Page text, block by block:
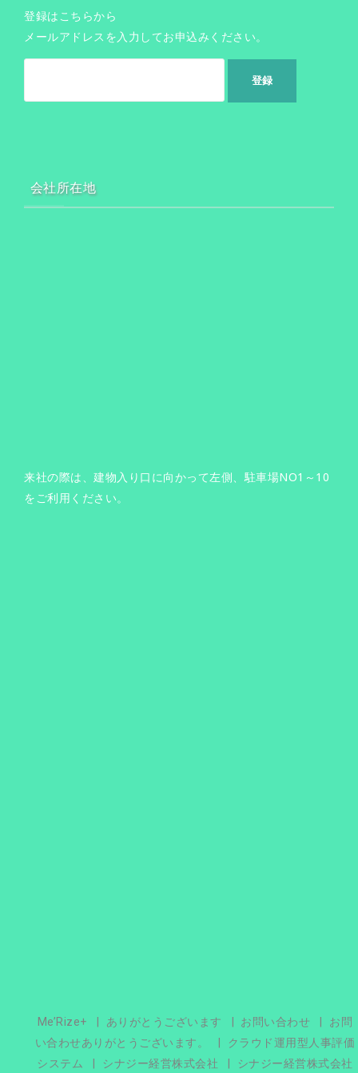
登録はこちらから
メールアドレスを入力してお申込みください。
会社所在地
来社の際は、建物入り口に向かって左側、駐車場NO1～10
をご利用ください。
Me’Rize+ ありがとうございます お問い合わせ
お問
い合わせありがとうございます。
クラウド運用型人事評価
システム
シナジー経営株式会社 シナジー経営株式会社